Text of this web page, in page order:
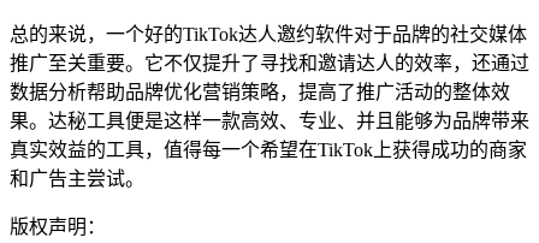
总的来说，一个好的TikTok达人邀约软件对于品牌的社交媒体
推广至关重要。它不仅提升了寻找和邀请达人的效率，还通过
数据分析帮助品牌优化营销策略，提高了推广活动的整体效
果。达秘工具便是这样一款高效、专业、并且能够为品牌带来
真实效益的工具，值得每一个希望在TikTok上获得成功的商家
和广告主尝试。
版权声明：